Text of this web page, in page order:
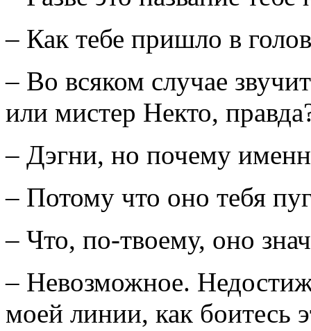
– Как тебе пришло в
– Во всяком случае
или мистер Некто,
– Дэгни, но почему
– Потому что оно тебя
– Что, по-твоему, оно
– Невозможное.
моей линии, как боитесь